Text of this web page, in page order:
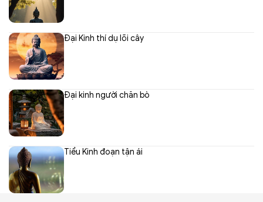
Đại Kinh thí dụ lõi cây
Ðại kinh người chăn bò
Tiểu Kinh đoạn tận ái